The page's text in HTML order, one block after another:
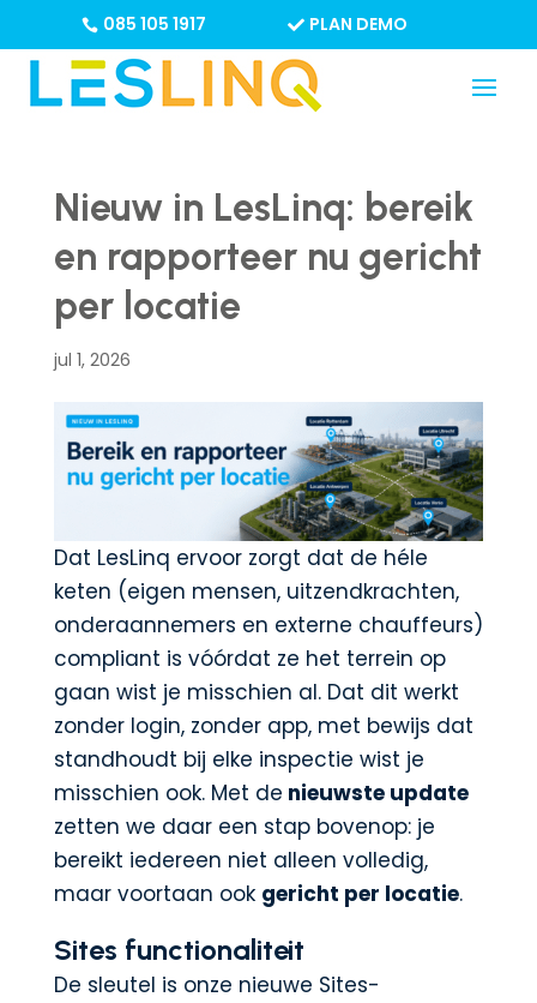
085 105 1917 PLAN DEMO
Nieuw in LesLinq: bereik
en rapporteer nu gericht
per locatie
jul 1, 2026
Dat LesLinq ervoor zorgt dat de héle
keten (eigen mensen, uitzendkrachten,
onderaannemers en externe chauffeurs)
compliant is vóórdat ze het terrein op
gaan wist je misschien al. Dat dit werkt
zonder login, zonder app, met bewijs dat
standhoudt bij elke inspectie wist je
misschien ook. Met de nieuwste update
zetten we daar een stap bovenop: je
bereikt iedereen niet alleen volledig,
maar voortaan ook gericht per locatie.
Sites functionaliteit
De sleutel is onze nieuwe Sites-